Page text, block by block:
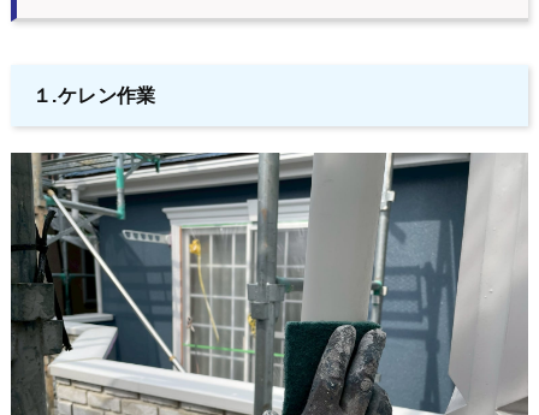
１.ケレン作業